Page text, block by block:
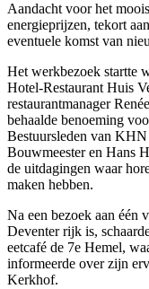
Aandacht voor het
energieprijzen, tekort
eventuele komst van
Het werkbezoek startte
Hotel-Restaurant Huis
restaurantmanager
behaalde benoeming
Bestuursleden van
Bouwmeester en Hans
de uitdagingen waar
maken hebben.
Na een bezoek aan één
Deventer rijk is,
eetcafé de 7e Hemel,
informeerde over zijn
Kerkhof.